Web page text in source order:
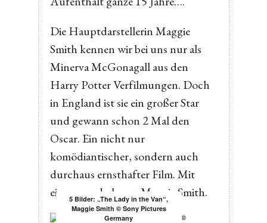
Die Hauptdarstellerin Maggie
Smith kennen wir bei uns nur als
Minerva McGonagall aus den
Harry Potter Verfilmungen. Doch
in England ist sie ein großer Star
und gewann schon 2 Mal den
Oscar. Ein nicht nur
komödiantischer, sondern auch
durchaus ernsthafter Film. Mit
einer wunderbaren Maggie Smith.
5 Bilder: „The Lady in the Van“,
Maggie Smith © Sony Pictures
Germany